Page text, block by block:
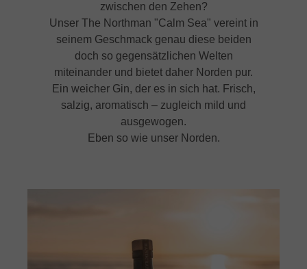
zwischen den Zehen?
Unser The Northman "Calm Sea" vereint in
seinem Geschmack genau diese beiden
doch so gegensätzlichen Welten
miteinander und bietet daher Norden pur.
Ein weicher Gin, der es in sich hat. Frisch,
salzig, aromatisch – zugleich mild und
ausgewogen.
Eben so wie unser Norden.